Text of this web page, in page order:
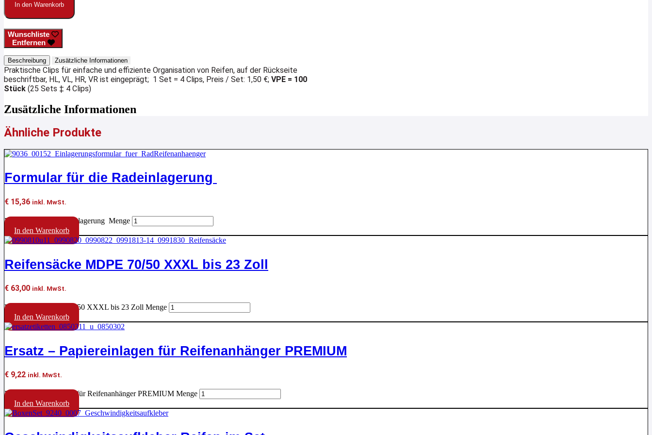
In den Warenkorb
Wunschliste
Entfernen
Beschreibung Zusätzliche Informationen
Praktische Clips für einfache und effiziente Organisation von Reifen, auf der Rückseite
beschriftbar, HL, VL, HR, VR ist eingeprägt; 1 Set = 4 Clips, Preis / Set: 1,50 €; VPE = 100
Stück (25 Sets ‡ 4 Clips)
Zusätzliche Informationen
Ähnliche Produkte
Formular für die Radeinlagerung
€ 15,36 inkl. MwSt.
Formular für die Radeinlagerung Menge
In den Warenkorb
Reifensäcke MDPE 70/50 XXXL bis 23 Zoll
€ 63,00 inkl. MwSt.
Reifensäcke MDPE 70/50 XXXL bis 23 Zoll Menge
In den Warenkorb
Ersatz – Papiereinlagen für Reifenanhänger PREMIUM
€ 9,22 inkl. MwSt.
Ersatz - Papiereinlagen für Reifenanhänger PREMIUM Menge
In den Warenkorb